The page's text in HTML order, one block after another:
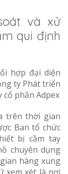
và xử
qui định
hợp đại diện
ty Phát triển
cổ phần Adpex
trên thời gian
Ban tổ chức
bị cầm tay
chuyên dụng
hàng xung